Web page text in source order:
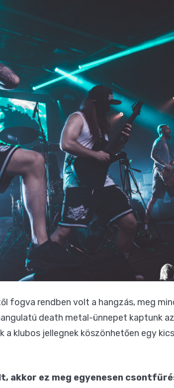
fogva rendben volt a hangzás, meg
death metal-ünnepet kaptunk
a klubos jellegnek köszönhetően egy
akkor ez meg egyenesen